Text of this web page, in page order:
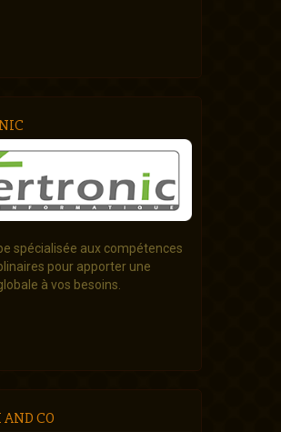
spécialisée aux compétences
pour apporter une
à vos besoins.
CO